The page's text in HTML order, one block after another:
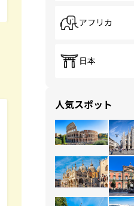
アフリカ
日本
人気スポット